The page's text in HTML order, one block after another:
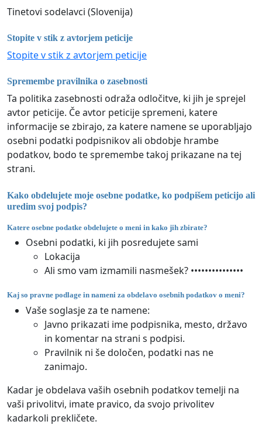
Tinetovi sodelavci (Slovenija)
Stopite v stik z avtorjem peticije
Stopite v stik z avtorjem peticije
Spremembe pravilnika o zasebnosti
Ta politika zasebnosti odraža odločitve, ki jih je sprejel
avtor peticije. Če avtor peticije spremeni, katere
informacije se zbirajo, za katere namene se uporabljajo
osebni podatki podpisnikov ali obdobje hrambe
podatkov, bodo te spremembe takoj prikazane na tej
strani.
Kako obdelujete moje osebne podatke, ko podpišem peticijo ali
uredim svoj podpis?
Katere osebne podatke obdelujete o meni in kako jih zbirate?
Osebni podatki, ki jih posredujete sami
Lokacija
Ali smo vam izmamili nasmešek? •••••••••••••••
Kaj so pravne podlage in nameni za obdelavo osebnih podatkov o meni?
Vaše soglasje za te namene:
Javno prikazati ime podpisnika, mesto, državo
in komentar na strani s podpisi.
Pravilnik ni še določen, podatki nas ne
zanimajo.
Kadar je obdelava vaših osebnih podatkov temelji na
vaši privolitvi, imate pravico, da svojo privolitev
kadarkoli prekličete.